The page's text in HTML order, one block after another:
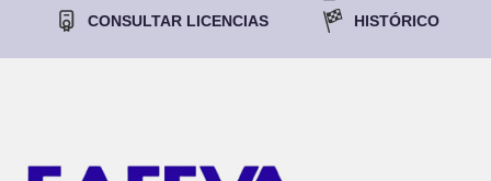
CONSULTAR LICENCIAS
HISTÓRICO